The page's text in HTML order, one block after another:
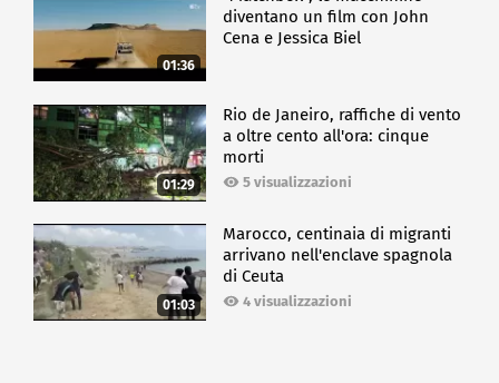
01:36
diventano un film con John
Cena e Jessica Biel
01:29
Rio de Janeiro, raffiche di vento
a oltre cento all'ora: cinque
morti
5 visualizzazioni
01:03
Marocco, centinaia di migranti
arrivano nell'enclave spagnola
di Ceuta
4 visualizzazioni